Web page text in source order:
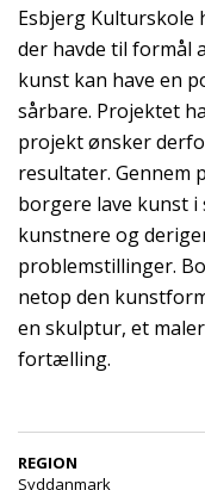
Esbjerg
der havde til formål
kunst kan have en
sårbare. Projektet
projekt ønsker
resultater. Gennem
borgere lave kunst i
kunstnere og
problemstillinger.
netop den
en skulptur, et
fortælling.
REGION
Syddanmark